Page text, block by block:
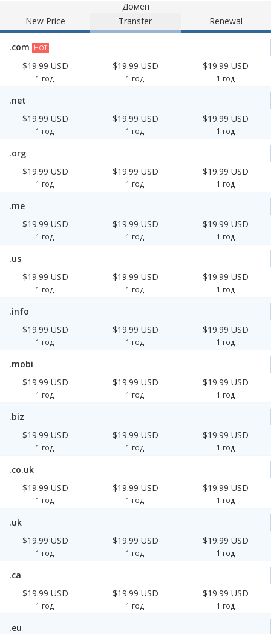
Домен
New Price
Transfer Renewal
.com HOT
$19.99 USD
1 год
$19.99 USD
1 год
$19.99 USD
1 год
.net
$19.99 USD
1 год
$19.99 USD
1 год
$19.99 USD
1 год
.org
$19.99 USD
1 год
$19.99 USD
1 год
$19.99 USD
1 год
.me
$19.99 USD
1 год
$19.99 USD
1 год
$19.99 USD
1 год
.us
$19.99 USD
1 год
$19.99 USD
1 год
$19.99 USD
1 год
.info
$19.99 USD
1 год
$19.99 USD
1 год
$19.99 USD
1 год
.mobi
$19.99 USD
1 год
$19.99 USD
1 год
$19.99 USD
1 год
.biz
$19.99 USD
1 год
$19.99 USD
1 год
$19.99 USD
1 год
.co.uk
$19.99 USD
1 год
$19.99 USD
1 год
$19.99 USD
1 год
.uk
$19.99 USD
1 год
$19.99 USD
1 год
$19.99 USD
1 год
.ca
$19.99 USD
1 год
$19.99 USD
1 год
$19.99 USD
1 год
.eu